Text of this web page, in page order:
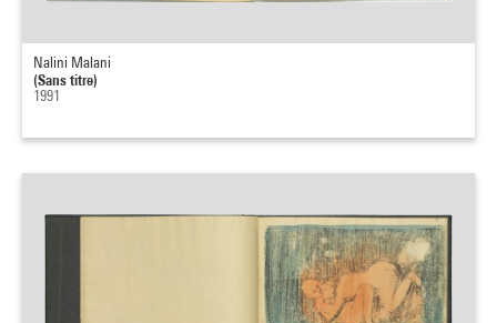
Nalini Malani
(Sans titre)
1991